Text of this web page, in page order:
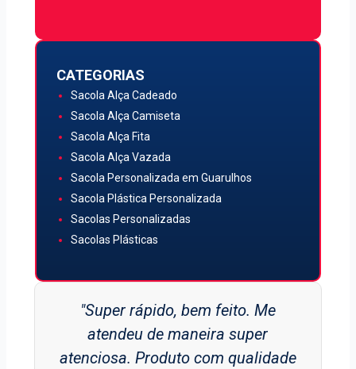
CATEGORIAS
Sacola Alça Cadeado
Sacola Alça Camiseta
Sacola Alça Fita
Sacola Alça Vazada
Sacola Personalizada em Guarulhos
Sacola Plástica Personalizada
Sacolas Personalizadas
Sacolas Plásticas
"Super rápido, bem feito. Me
atendeu de maneira super
atenciosa. Produto com qualidade